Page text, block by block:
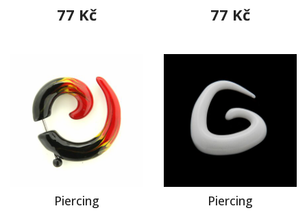
77 Kč 77 Kč
Piercing Piercing